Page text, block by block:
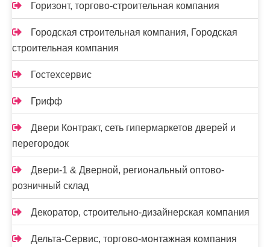
Горизонт, торгово-строительная компания
Городская строительная компания, Городская
строительная компания
Гостехсервис
Грифф
Двери Контракт, сеть гипермаркетов дверей и
перегородок
Двери-1 & Дверной, региональный оптово-
розничный склад
Декоратор, строительно-дизайнерская компания
Дельта-Сервис, торгово-монтажная компания